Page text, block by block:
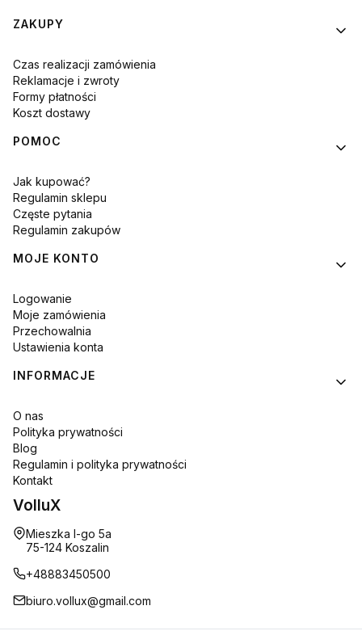
Linki w stopce
ZAKUPY
Czas realizacji zamówienia
Reklamacje i zwroty
Formy płatności
Koszt dostawy
POMOC
Jak kupować?
Regulamin sklepu
Częste pytania
Regulamin zakupów
MOJE KONTO
Logowanie
Moje zamówienia
Przechowalnia
Ustawienia konta
INFORMACJE
O nas
Polityka prywatności
Blog
Regulamin i polityka prywatności
Kontakt
VolluX
Adres:
Mieszka I-go 5a
75-124 Koszalin
+48883450500
biuro.vollux@gmail.com